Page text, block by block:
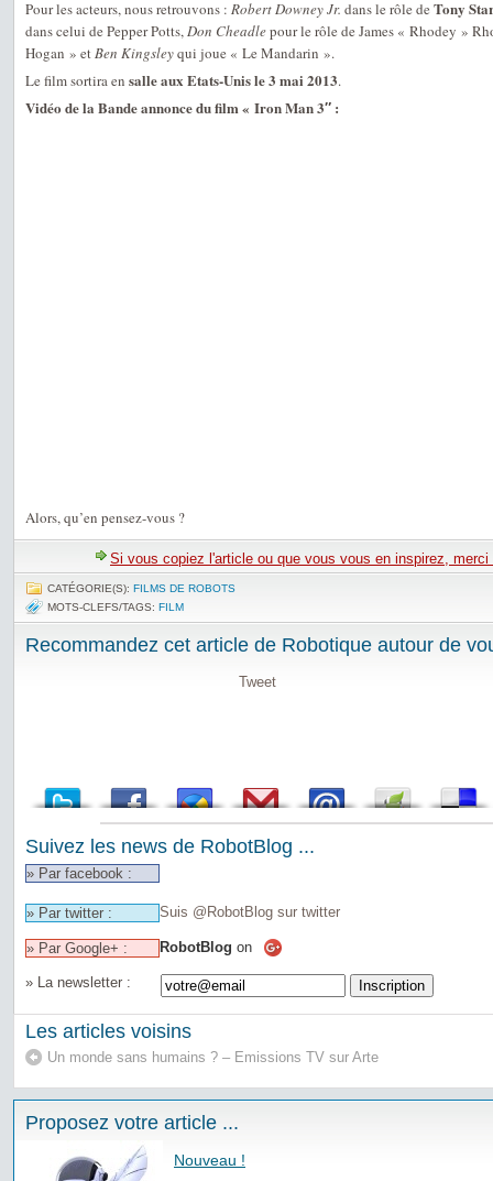
Pour les acteurs, nous retrouvons : Robert Downey Jr. dans le rôle de Tony
dans celui de Pepper Potts,Don Cheadlepour le rôle de James « Rhodey »
Hogan » etBen Kingsleyqui joue « Le Mandarin ».
Le film sortira en salle aux Etats-Unis le 3 mai 2013.
Vidéo de la Bande annonce du film « Iron Man 3″ :
Alors, qu’en pensez-vous ?
Si vous copiez l'article ou que vous vous en inspirez,
CATÉGORIE(S): FILMS DE ROBOTS
MOTS-CLEFS/TAGS: FILM
Recommandez cet article de Robotique autour de
Tweet
Suivez les news de RobotBlog ...
» Par facebook :
» Par twitter : Suis @RobotBlog sur twitter
» Par Google+ : RobotBlog on
» La newsletter :
Les articles voisins
Un monde sans humains ? – Emissions TV sur Arte
Proposez votre article ...
Nouveau !